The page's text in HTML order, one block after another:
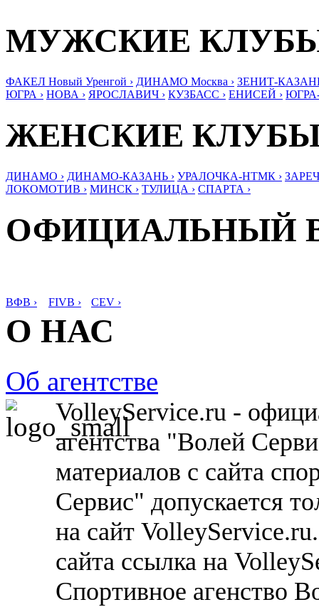
МУЖСКИЕ
ФАКЕЛ Новый Уренгой › ДИНАМО Москва › ЗЕНИТ-
ЮГРА › НОВА › ЯРОСЛАВИЧ › КУЗБАСС › ЕНИСЕЙ ›
ЖЕНСКИЕ
ДИНАМО › ДИНАМО-КАЗАНЬ › УРАЛОЧКА-НТМК ›
ЛОКОМОТИВ › МИНСК › ТУЛИЦА › СПАРТА ›
ОФИЦИАЛЬНЫЙ
ВФВ › FIVB › CEV ›
О НАС
Об агентстве
VolleyService.ru -
агентства "Волей
материалов с сайта
Сервис" допускается
на сайт
сайта ссылка на
Спортивное агенство